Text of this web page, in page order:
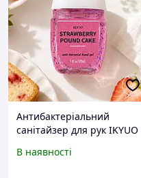
Антибактеріальний
санітайзер для рук IKYUO
мл
В наявності